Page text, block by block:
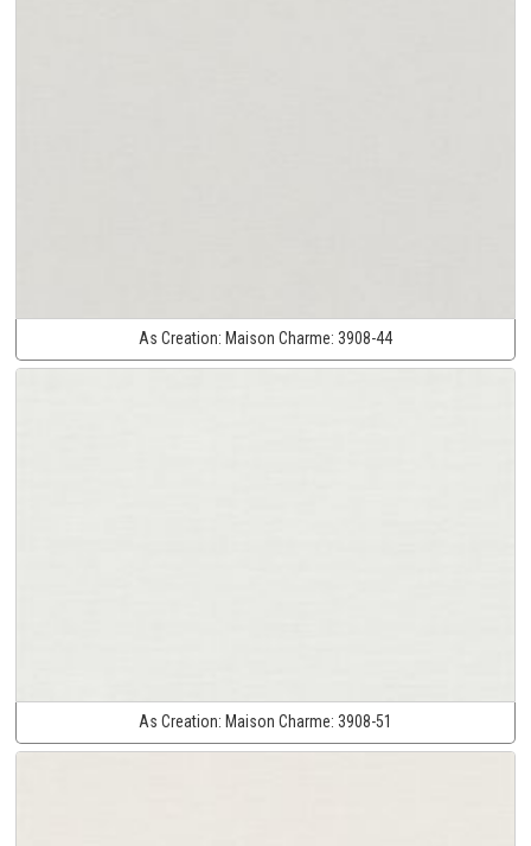
As Creation: Maison Charme: 3908-44
As Creation: Maison Charme: 3908-51